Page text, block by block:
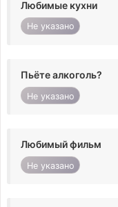
Любимые кухни
Не указано
Пьёте алкоголь?
Не указано
Любимый фильм
Не указано